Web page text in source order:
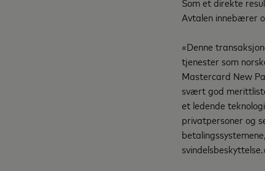
Avtalen innebærer
«Denne
tjenester som
Mastercard New
svært god
et ledende
privatpersoner og